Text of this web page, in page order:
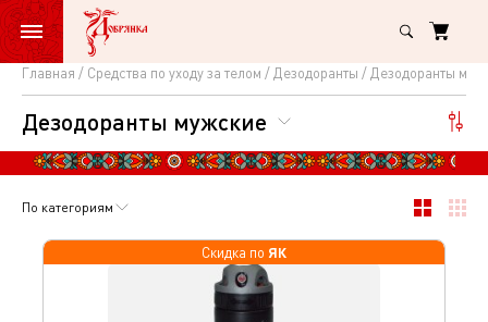
Главная Средства по уходу за телом Дезодоранты Дезодоранты
Дезодоранты
мужские
Дезодоранты мужские
По категориям
Скидка по ЯК